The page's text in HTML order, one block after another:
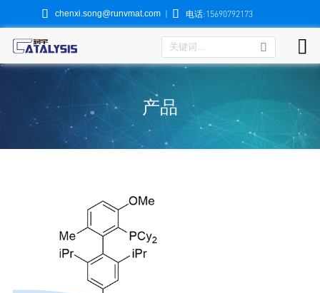
 chenxi.song@runvmat.com |  电话:15690792173

产品